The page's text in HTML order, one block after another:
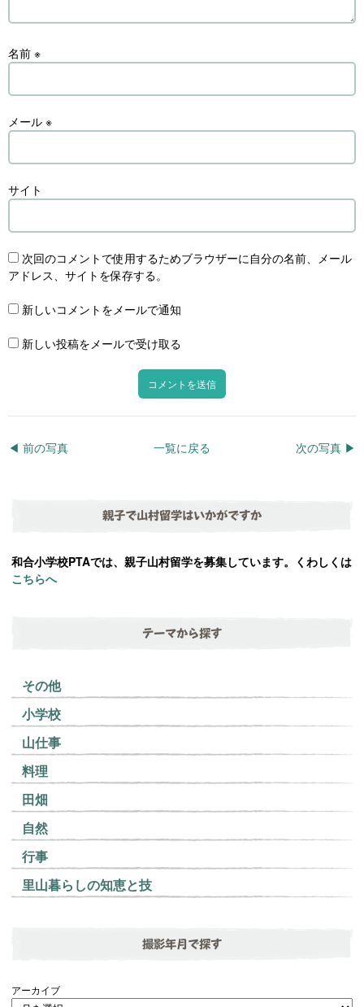
名前 ※
メール ※
サイト
次回のコメントで使用するためブラウザーに自分の名前、メール
アドレス、サイトを保存する。
新しいコメントをメールで通知
新しい投稿をメールで受け取る
◀︎ 前の写真 次の写真 ▶︎
一覧に戻る
親子で山村留学はいかがですか
和合小学校PTAでは、親子山村留学を募集しています。くわしくは
こちらへ
テーマから探す
その他
小学校
山仕事
料理
田畑
自然
行事
里山暮らしの知恵と技
撮影年月で探す
アーカイブ